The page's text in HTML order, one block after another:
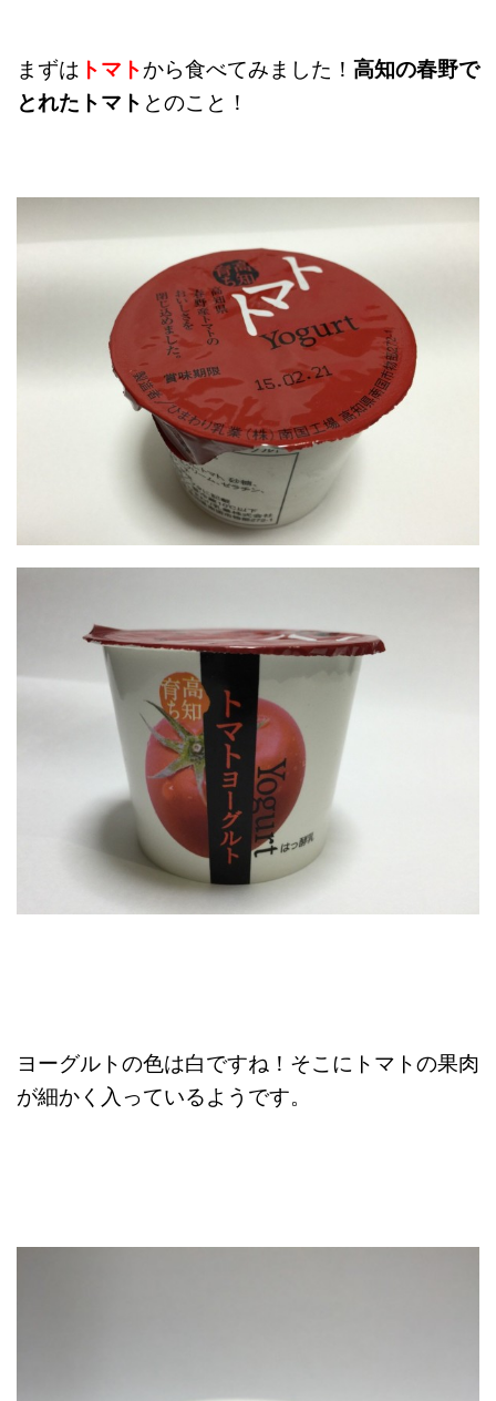
まずは トマトから食べてみました！ 高知の春野で
とれたトマト とのこと！
ヨーグルトの色は白ですね！そこにトマトの果肉
が細かく入っているようです。